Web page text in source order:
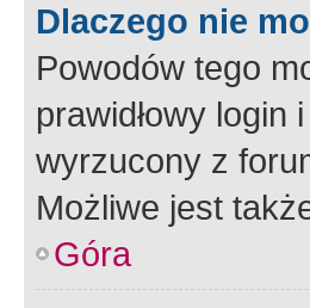
Dlaczego nie
Powodów tego
prawidłowy login
wyrzucony z
Możliwe jest
Góra